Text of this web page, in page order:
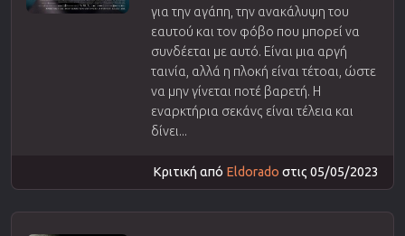
για την αγάπη, την ανακάλυψη του
εαυτού και τον φόβο που μπορεί να
συνδέεται με αυτό. Είναι μια αργή
ταινία, αλλά η πλοκή είναι τέτοαι, ώστε
να μην γίνεται ποτέ βαρετή. Η
εναρκτήρια σεκάνς είναι τέλεια και
δίνει...
Κριτική από Eldorado στις 05/05/2023